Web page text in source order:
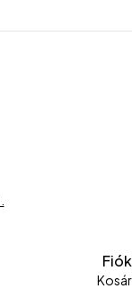
Fiók
Kosár